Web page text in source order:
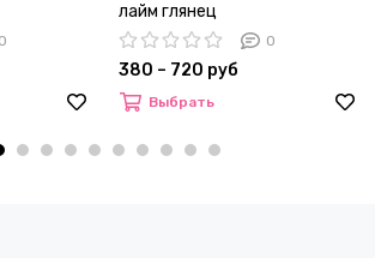
0
лайм глянец
0
380 – 720 руб
Выбрать